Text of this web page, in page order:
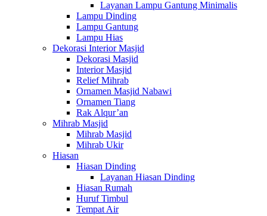
Layanan Lampu Gantung Minimalis
Lampu Dinding
Lampu Gantung
Lampu Hias
Dekorasi Interior Masjid
Dekorasi Masjid
Interior Masjid
Relief Mihrab
Ornamen Masjid Nabawi
Ornamen Tiang
Rak Alqur’an
Mihrab Masjid
Mihrab Masjid
Mihrab Ukir
Hiasan
Hiasan Dinding
Layanan Hiasan Dinding
Hiasan Rumah
Huruf Timbul
Tempat Air